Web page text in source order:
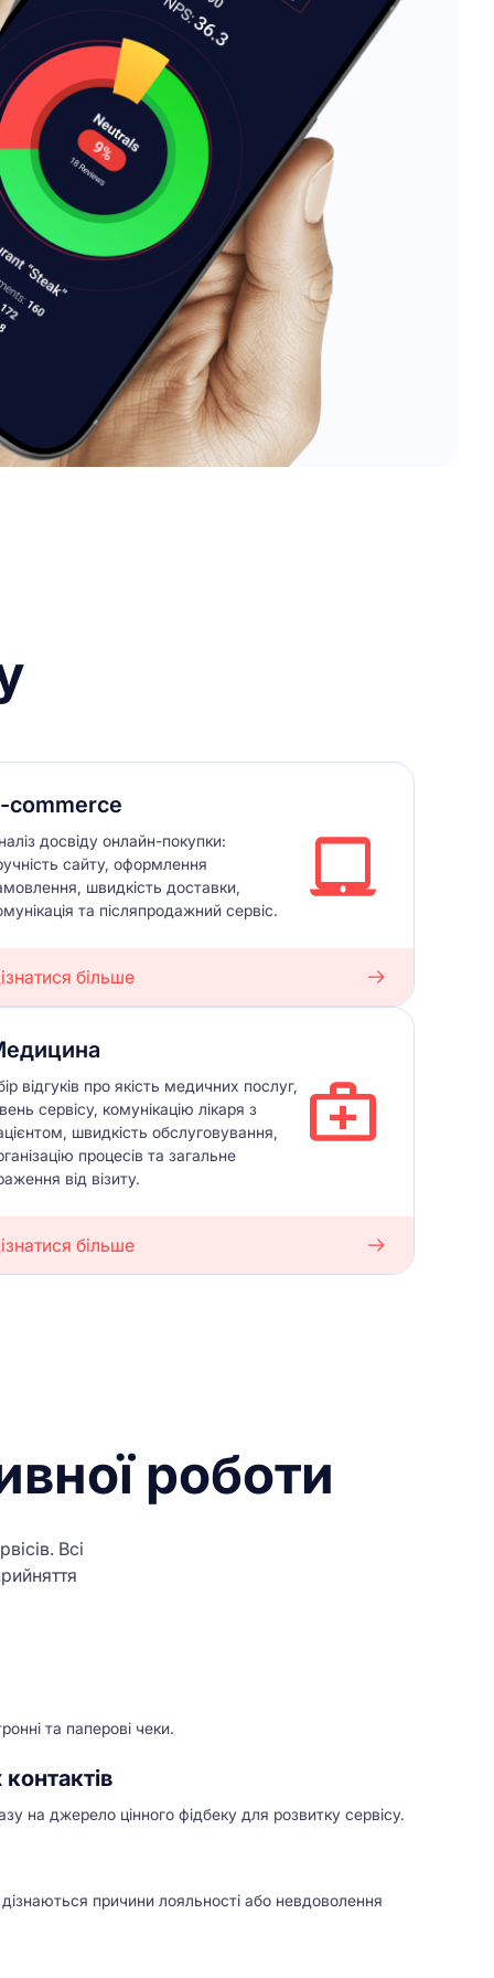
commerce
досвіду онлайн-покупки:
сайту, оформлення
швидкість доставки,
та післяпродажний сервіс.
більше
відгуків про якість медичних послуг,
сервісу, комунікацію лікаря з
швидкість обслуговування,
процесів та загальне
від візиту.
більше
роботи
Всі
та паперові чеки.
контактів
на джерело цінного фідбеку для розвитку сервісу.
причини лояльності або невдоволення